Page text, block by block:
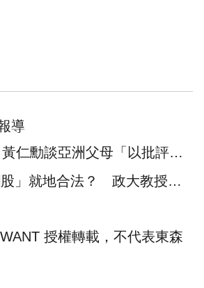
導
仁勳談亞洲父母「以批評來
這句話應付
」就地合法？ 政大教授：
！
授權轉載，不代表東森